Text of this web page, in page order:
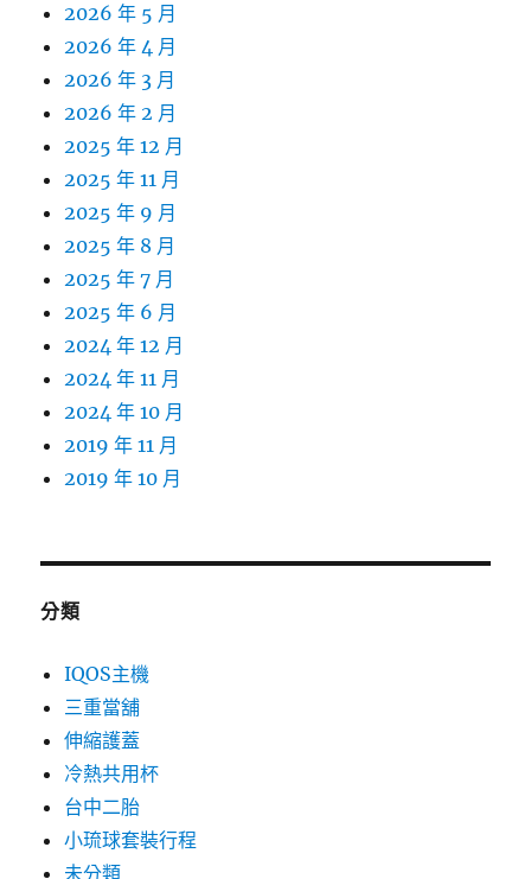
2026 年 5 月
2026 年 4 月
2026 年 3 月
2026 年 2 月
2025 年 12 月
2025 年 11 月
2025 年 9 月
2025 年 8 月
2025 年 7 月
2025 年 6 月
2024 年 12 月
2024 年 11 月
2024 年 10 月
2019 年 11 月
2019 年 10 月
分類
IQOS主機
三重當舖
伸縮護蓋
冷熱共用杯
台中二胎
小琉球套裝行程
未分類